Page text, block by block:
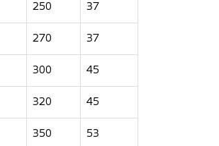
250 37
270 37
300 45
320 45
350 53